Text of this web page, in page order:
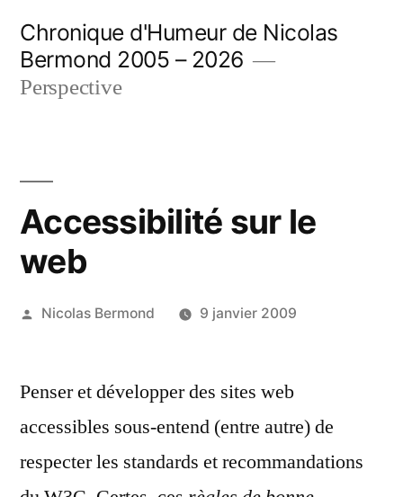
contenu
Chronique d'Humeur de Nicolas
Bermond 2005 – 2026
Perspective
Accessibilité sur le
web
Publié
Nicolas Bermond 9 janvier 2009
Penser et développer des sites web
accessibles sous-entend (entre autre) de
respecter les standards et recommandations